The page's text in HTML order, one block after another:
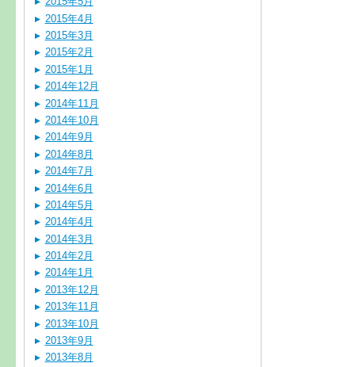
2015年4月
2015年3月
2015年2月
2015年1月
2014年12月
2014年11月
2014年10月
2014年9月
2014年8月
2014年7月
2014年6月
2014年5月
2014年4月
2014年3月
2014年2月
2014年1月
2013年12月
2013年11月
2013年10月
2013年9月
2013年8月